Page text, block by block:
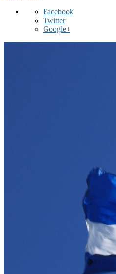
Facebook
Twitter
Google+